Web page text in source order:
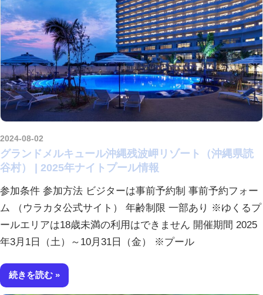
2024-08-02
グランドメルキュール沖縄残波岬リゾート（沖縄県読
谷村） | 2025年ナイトプール情報
参加条件 参加方法 ビジターは事前予約制 事前予約フォー
ム （ウラカタ公式サイト） 年齢制限 一部あり ※ゆくるプ
ールエリアは18歳未満の利用はできません 開催期間 2025
年3月1日（土）～10月31日（金） ※プール
続きを読む